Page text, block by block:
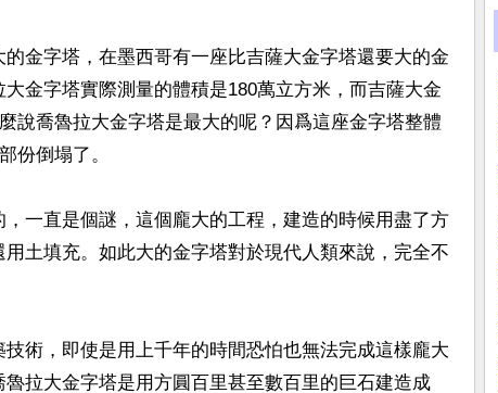
金字塔，在墨西哥有一座比吉薩大金字塔還要大的金
金字塔實際測量的體積是180萬立方米，而吉薩大金
說喬魯拉大金字塔是最大的呢？因爲這座金字塔整體
份倒塌了。
一直是個謎，這個龐大的工程，建造的時候用盡了方
土填充。如此大的金字塔對於現代人類來說，完全不
術，即使是用上千年的時間恐怕也無法完成這樣龐大
拉大金字塔是用方圓百里甚至數百里的巨石建造成